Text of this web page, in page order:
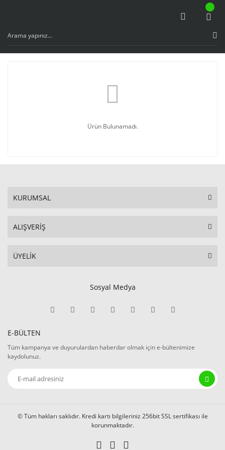
Ürün Bulunamadı.
KURUMSAL
ALIŞVERİŞ
ÜYELİK
Sosyal Medya
E-BÜLTEN
Tüm kampanya ve duyurulardan haberdar olmak için e-bültenimize
kaydolunuz.
© Tüm hakları saklıdır. Kredi kartı bilgileriniz 256bit SSL sertifikası ile
korunmaktadır.